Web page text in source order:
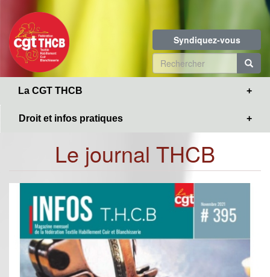
contenu
principal
Syndiquez-vous
Formulaire
de
La CGT THCB
Droit et infos pratiques
Le journal THCB